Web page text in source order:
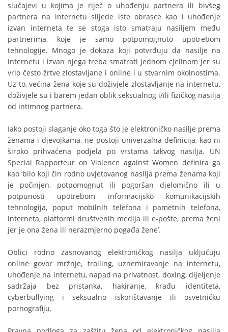
slučajevi u kojima je riječ o uhođenju partnera ili bivšeg
partnera na internetu slijede iste obrasce kao i uhođenje
izvan interneta te se stoga isto smatraju nasiljem među
partnerima, koje je samo potpomognuto upotrebom
tehnologije. Mnogo je dokaza koji potvrđuju da nasilje na
internetu i izvan njega treba smatrati jednom cjelinom jer su
vrlo često žrtve zlostavljane i online i u stvarnim okolnostima.
Uz to, većina žena koje su doživjele zlostavljanje na internetu,
doživjele su i barem jedan oblik seksualnog i/ili fizičkog nasilja
od intimnog partnera.
Iako postoji slaganje oko toga što je elektroničko nasilje prema
ženama i djevojkama, ne postoji univerzalna definicija, kao ni
široko prihvaćena podjela po vrstama takvog nasilja. UN
Special Rapporteur on Violence against Women definira ga
kao ‘bilo koji čin rodno uvjetovanog nasilja prema ženama koji
je počinjen, potpomognut ili pogoršan djelomično ili u
potpunosti upotrebom informacijsko komunikacijskih
tehnologija, poput mobilnih telefona i pametnih telefona,
interneta, platformi društvenih medija ili e-pošte, prema ženi
jer je ona žena ili nerazmjerno pogađa žene’.
Oblici rodno zasnovanog elektroničkog nasilja uključuju
online govor mržnje, trolling, uznemiravanje na internetu,
uhođenje na internetu, napad na privatnost, doxing, dijeljenje
sadržaja bez pristanka, hakiranje, krađu identiteta,
cyberbullying i seksualno iskorištavanje ili osvetničku
pornografiju.